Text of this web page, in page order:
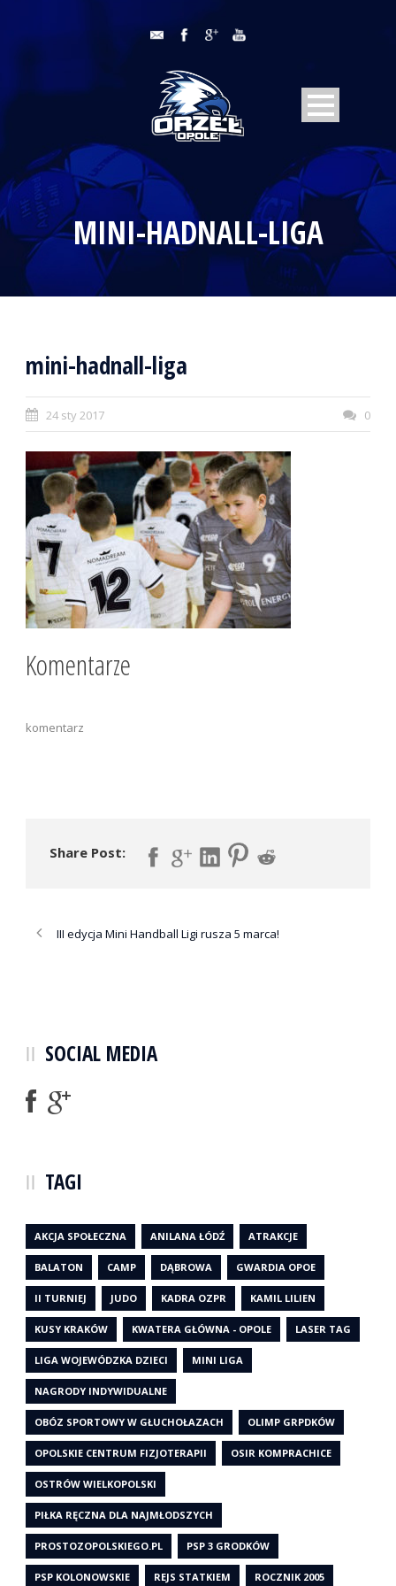
MINI-HADNALL-LIGA
mini-hadnall-liga
24 sty 2017 0
Komentarze
komentarz
Share Post:
III edycja Mini Handball Ligi rusza 5 marca!
SOCIAL MEDIA
TAGI
AKCJA SPOŁECZNA ANILANA ŁÓDŹ ATRAKCJE
BALATON CAMP DĄBROWA GWARDIA OPOE
II TURNIEJ JUDO KADRA OZPR KAMIL LILIEN
KUSY KRAKÓW KWATERA GŁÓWNA - OPOLE LASER TAG
LIGA WOJEWÓDZKA DZIECI MINI LIGA
NAGRODY INDYWIDUALNE
OBÓZ SPORTOWY W GŁUCHOŁAZACH OLIMP GRPDKÓW
OPOLSKIE CENTRUM FIZJOTERAPII OSIR KOMPRACHICE
OSTRÓW WIELKOPOLSKI
PIŁKA RĘCZNA DLA NAJMŁODSZYCH
PROSTOZOPOLSKIEGO.PL PSP 3 GRODKÓW
PSP KOLONOWSKIE REJS STATKIEM ROCZNIK 2005